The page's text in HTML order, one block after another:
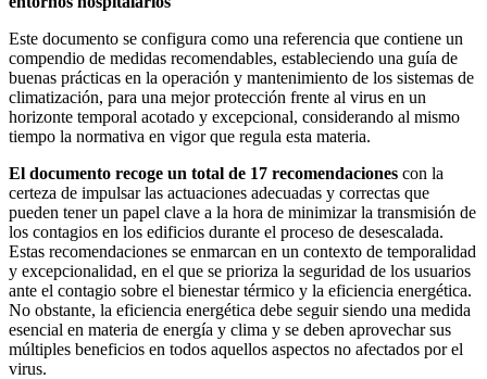
Este documento se configura como una referencia que contiene un
compendio de medidas recomendables, estableciendo una guía de
buenas prácticas en la operación y mantenimiento de los sistemas de
climatización, para una mejor protección frente al virus en un
horizonte temporal acotado y excepcional, considerando al mismo
tiempo la normativa en vigor que regula esta materia.
El documento recoge un total de 17 recomendaciones con la
certeza de impulsar las actuaciones adecuadas y correctas que
pueden tener un papel clave a la hora de minimizar la transmisión de
los contagios en los edificios durante el proceso de desescalada.
Estas recomendaciones se enmarcan en un contexto de temporalidad
y excepcionalidad, en el que se prioriza la seguridad de los usuarios
ante el contagio sobre el bienestar térmico y la eficiencia energética.
No obstante, la eficiencia energética debe seguir siendo una medida
esencial en materia de energía y clima y se deben aprovechar sus
múltiples beneficios en todos aquellos aspectos no afectados por el
virus.